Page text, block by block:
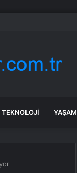
TEKNOLOJI YAŞAM